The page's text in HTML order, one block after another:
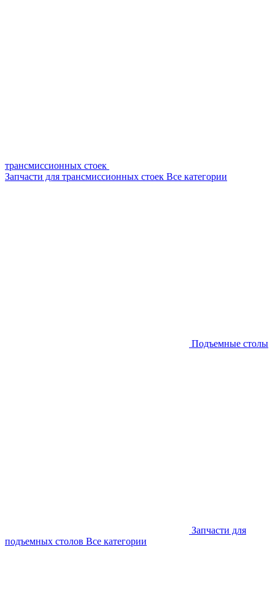
трансмиссионных стоек
Запчасти для трансмиссионных стоек Все категории
Подъемные столы
Запчасти для
подъемных столов Все категории